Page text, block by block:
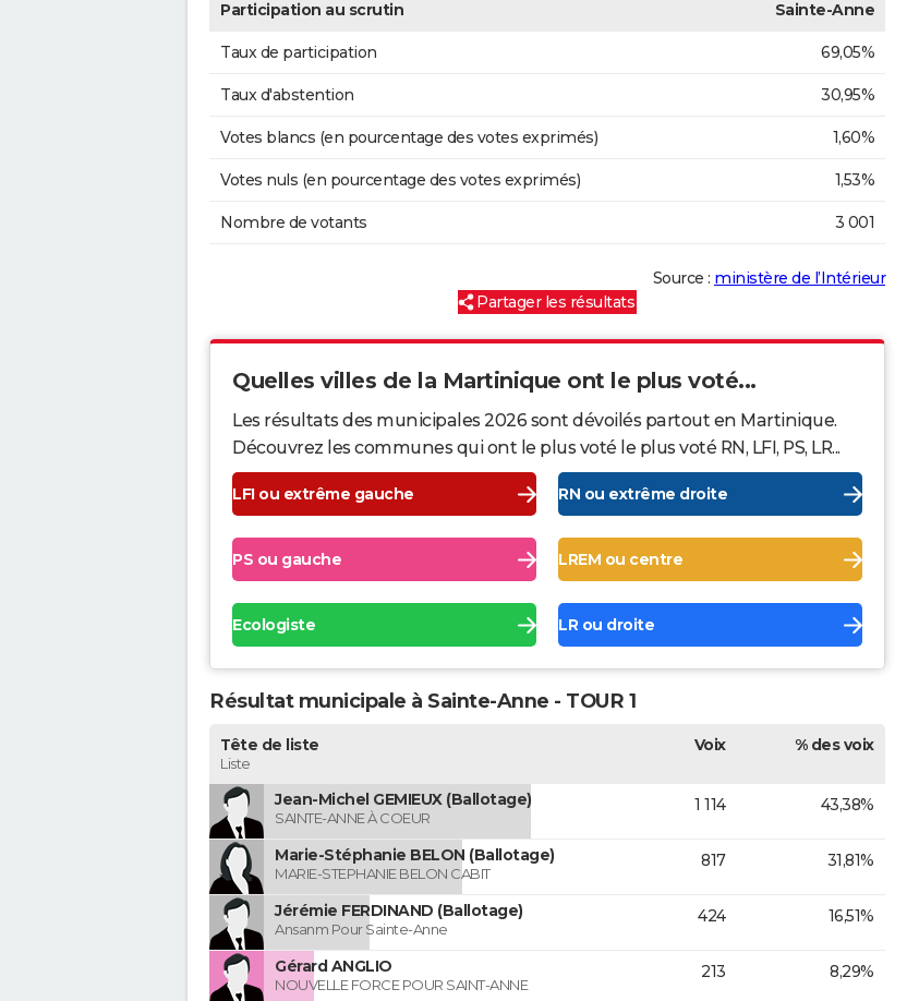
Participation au scrutin Sainte-Anne
Taux de participation 69,05%
Taux d'abstention 30,95%
Votes blancs (en pourcentage des votes exprimés) 1,60%
Votes nuls (en pourcentage des votes exprimés) 1,53%
Nombre de votants 3 001
Source : ministère de l’Intérieur
Partager les résultats
Quelles villes de la Martinique ont le plus voté...
Les résultats des municipales 2026 sont dévoilés partout en Martinique.
Découvrez les communes qui ont le plus voté le plus voté RN, LFI, PS, LR...
LFI ou extrême gauche RN ou extrême droite
PS ou gauche LREM ou centre
Ecologiste LR ou droite
Résultat municipale à Sainte-Anne - TOUR 1
Tête de liste
Liste
Voix % des voix
Jean-Michel GEMIEUX (Ballotage)
SAINTE-ANNE À COEUR
1 114 43,38%
Marie-Stéphanie BELON (Ballotage)
MARIE-STEPHANIE BELON CABIT
817 31,81%
Jérémie FERDINAND (Ballotage)
Ansanm Pour Sainte-Anne
424 16,51%
Gérard ANGLIO
NOUVELLE FORCE POUR SAINT-ANNE
213 8,29%